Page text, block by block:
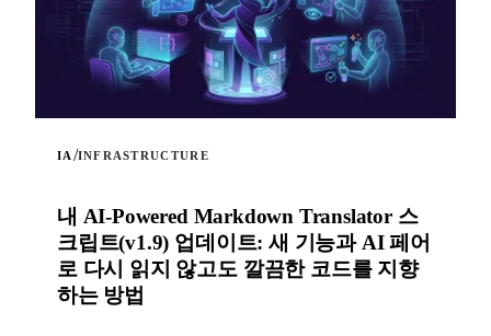
IA /INFRASTRUCTURE
내 AI-Powered Markdown Translator 스
크립트(v1.9) 업데이트: 새 기능과 AI 페어
로 다시 읽지 않고도 깔끔한 코드를 지향
하는 방법